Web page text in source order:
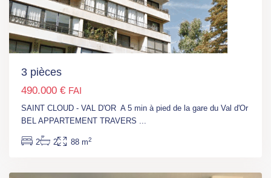
3 pièces
490.000 € FAI
SAINT CLOUD - VAL D'OR A 5 min à pied de la gare du Val d'Or
BEL APPARTEMENT TRAVERS ...
2 2 88 m2
Aquitaine,